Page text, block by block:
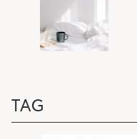
TAG